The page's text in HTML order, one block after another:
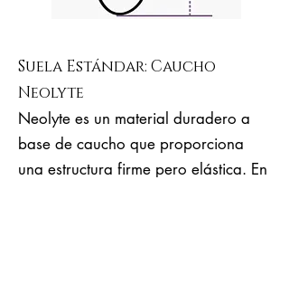
Suela Estándar: Caucho
Neolyte
Neolyte es un material duradero a
base de caucho que proporciona
una estructura firme pero elástica. En